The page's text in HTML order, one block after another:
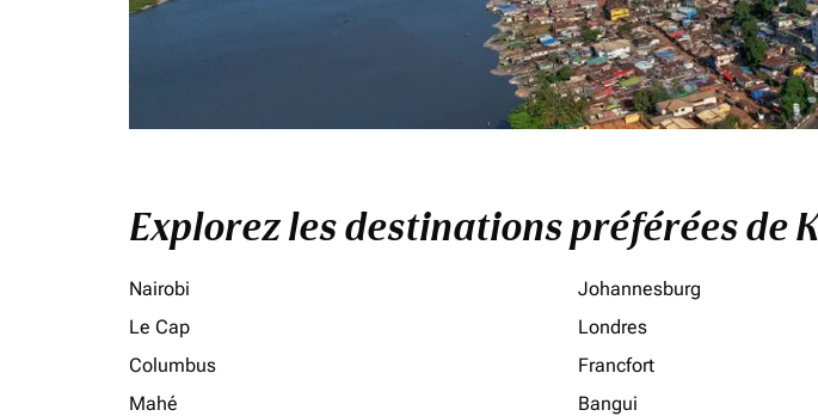
Explorez les destinations préférées de
Nairobi Johannesburg
Le Cap
Londres
Columbus
Francfort
Mahé
Bangui